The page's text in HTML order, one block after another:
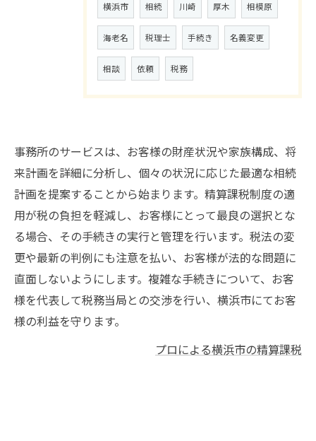
横浜市 相続 川崎 厚木 相模原
海老名 税理士 手続き 名義変更
相談 依頼 税務
事務所のサービスは、お客様の財産状況や家族構成、将
来計画を詳細に分析し、個々の状況に応じた最適な相続
計画を提案することから始まります。精算課税制度の適
用が税の負担を軽減し、お客様にとって最良の選択とな
る場合、その手続きの実行と管理を行います。税法の変
更や最新の判例にも注意を払い、お客様が法的な問題に
直面しないようにします。複雑な手続きについて、お客
様を代表して税務当局との交渉を行い、横浜市にてお客
様の利益を守ります。
プロによる横浜市の精算課税